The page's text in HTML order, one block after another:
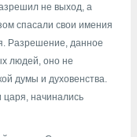
не выход, а
спасали свои имения
Разрешение, данное
людей, оно не
думы и духовенства.
царя, начинались